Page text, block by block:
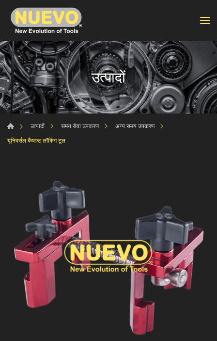
उत्पादों
उत्पादों समय सेवा उपकरण
अन्य समय उपकरण
यूनिवर्सल कैंषफ़्ट लॉकिंग टूल